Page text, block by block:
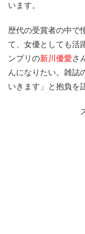
います。
歴代の受賞者の中で
て、女優としても活
ンプリの新川優愛さ
んになりたい。雑誌
いきます」と抱負を